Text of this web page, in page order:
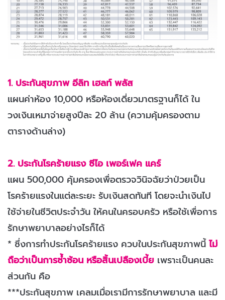
1. ประกันสุขภาพ อีลิท เฮลท์ พลัส
แผนค่าห้อง 10,000 หรือห้องเดี่ยวมาตรฐานก็ได้ ใน
วงเงินเหมาจ่ายสูงปีละ 20 ล้าน (ความคุ้มครองตาม
ตารางด้านล่าง)
2. ประกันโรคร้ายแรง ซีไอ เพอร์เฟค แคร์
แผน 500,000 คุ้มครองเพื่อตรวจวินิจฉัยว่าป่วยเป็น
โรคร้ายแรงในแต่ละระยะ รับเงินสดทันที โดยจะนำเงินไป
ใช้จ่ายในชีวิตประจำวัน ให้คนในครอบครัว หรือใช้เพื่อการ
รักษาพยาบาลอย่างไรก็ได้
* ซึ่งการทำประกันโรคร้ายแรง ควบในประกันสุขภาพนี้ไม่
ถือว่าเป็นการซ้ำซ้อน หรือสิ้นเปลืองเบี้ย เพราะเป็นคนละ
ส่วนกัน คือ
***ประกันสุขภาพ เคลมเมื่อเรามีการรักษาพยาบาล และมี